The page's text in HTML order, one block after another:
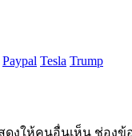
Paypal Tesla Trump
ดงให้คนอื่นเห็น ช่องข้